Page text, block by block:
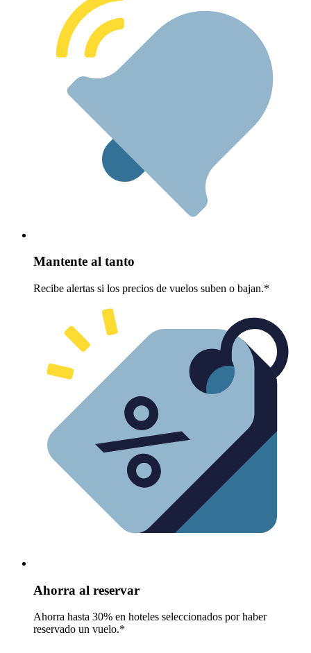
Mantente al tanto
Recibe alertas si los precios de vuelos suben o bajan.*
Ahorra al reservar
Ahorra hasta 30% en hoteles seleccionados por haber
reservado un vuelo.*